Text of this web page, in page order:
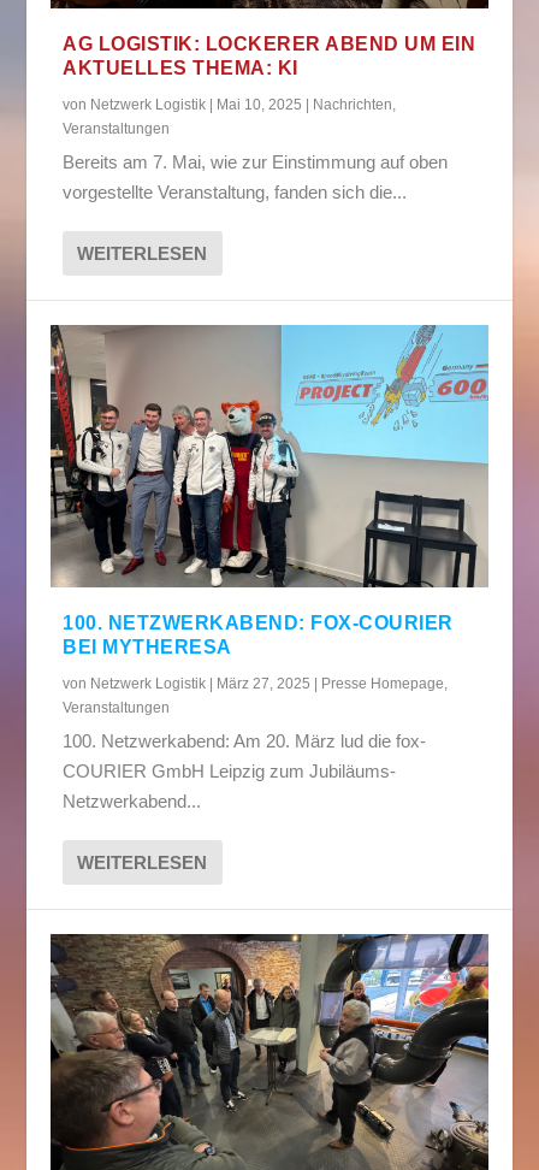
AG LOGISTIK: LOCKERER ABEND UM EIN
AKTUELLES THEMA: KI
von Netzwerk Logistik | Mai 10, 2025 | Nachrichten,
Veranstaltungen
Bereits am 7. Mai, wie zur Einstimmung auf oben
vorgestellte Veranstaltung, fanden sich die...
WEITERLESEN
100. NETZWERKABEND: FOX-COURIER
BEI MYTHERESA
von Netzwerk Logistik | März 27, 2025 | Presse Homepage
Veranstaltungen
100. Netzwerkabend: Am 20. März lud die fox-
COURIER GmbH Leipzig zum Jubiläums-
Netzwerkabend...
WEITERLESEN